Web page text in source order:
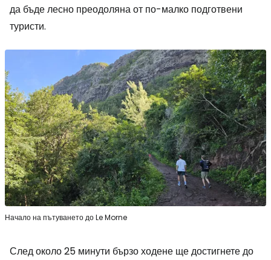
да бъде лесно преодоляна от по-малко подготвени
туристи.
Начало на пътуването до Le Morne
След около 25 минути бързо ходене ще достигнете до